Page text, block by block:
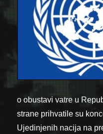
o obustavi vatre u
strane prihvatile su
Ujedinjenih nacija na